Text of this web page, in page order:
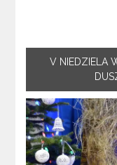
V NIEDZIELA